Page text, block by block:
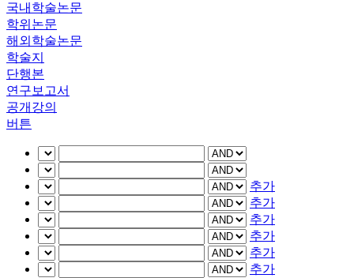
국내학술논문
학위논문
해외학술논문
학술지
단행본
연구보고서
공개강의
버튼
추가
추가
추가
추가
추가
추가